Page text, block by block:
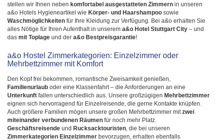
stellen wir Ihnen neben komfortabel ausgestatteten Zimmern in unseren
a&o Hotels Hygieneartikel wie Körper- und Haarshampoo sowie
Waschmöglichkeiten für Ihre Kleidung zur Verfügung. Bei a&o erhalten Sie
alles Nötige für Ihren Aufenthalt in unserem a&o Hotel Stuttgart City – und
das mit Toplage und der a&o Bestpreisgarantie!
a&o Hostel Zimmerkategorien: Einzelzimmer oder
Mehrbettzimmer mit Komfort
Den Kopf frei bekommen, romantische Zweisamkeit genießen,
Familienurlaub oder eine Klassenfahrt – die Anforderungen an eine
Unterkunft fallen unterschiedlich aus. Unsere großzügigen Mehrbettzimmer
eignen sich hervorragend für Einzelreisende, die gerne Kontakte knüpfen.
Auch größere Familien mögen unsere großen Mehrbettzimmer mitzwei
miteinander verbundenen Räumen für noch mehr Platz.
Geschäftsreisende und Rucksacktouristen, die bei unseren
Zimmerkategorien Einzelzimmer bevorzugen, erhalten ebenfalls